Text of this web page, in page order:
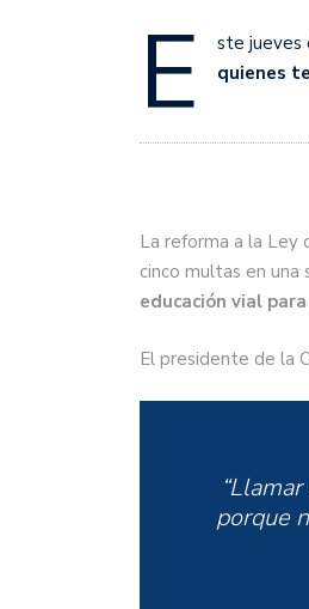
E
ste jueves
quienes
La reforma a la
cinco multas en una
educación vial
El presidente de la
porque